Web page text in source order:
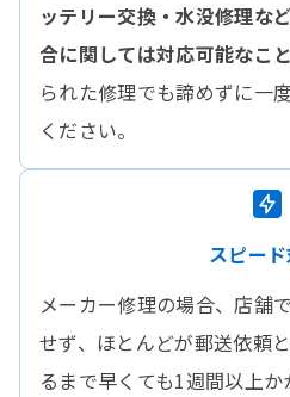
ッテリー交換・水没修理な
合に関しては対応可能なこ
られた修理でも諦めずに一
ください。
スピー
メーカー修理の場合、店舗
せず、ほとんどが郵送依頼
るまで早くても1週間以上